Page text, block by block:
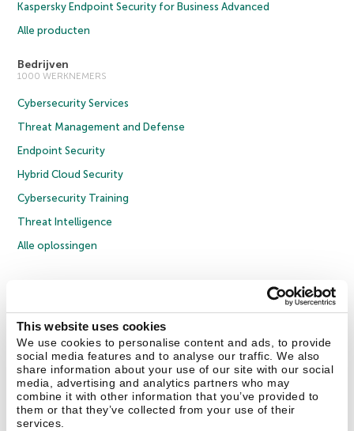
This website uses cookies
We use cookies to personalise content and ads, to provide
social media features and to analyse our traffic. We also
share information about your use of our site with our social
media, advertising and analytics partners who may
combine it with other information that you’ve provided to
them or that they’ve collected from your use of their
services.
Kaspersky Endpoint Security for Business Advanced
Alle producten
Bedrijven
1000 WERKNEMERS
Cybersecurity Services
Threat Management and Defense
Endpoint Security
Hybrid Cloud Security
Cybersecurity Training
Threat Intelligence
Alle oplossingen
Privacybeleid
Licentieovereenkomst B2B
Cookies
Contact Us Over ons Partners Blog Resource Center
Persberichten
Vertrouwen in Kaspersky
Securelist Eugene Personal Blog